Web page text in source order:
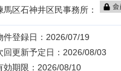
馬区石神井区民事務所：
件登録日：2026/07/19
回更新予定日：2026/08/03
効期限：2026/08/10